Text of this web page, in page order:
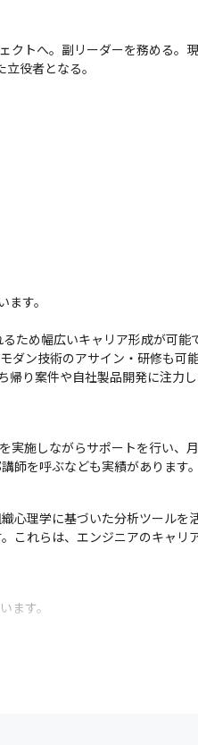
トへ。副リーダーを務める。現
役者となる。
す。
ため幅広いキャリア形成が可能で
ン技術のアサイン・研修も可能
帰り案件や自社製品開発に注力
実施しながらサポートを行い、
師を呼ぶなども実績があります。
心理学に基づいた分析ツールを
これらは、エンジニアのキャリ
ます。